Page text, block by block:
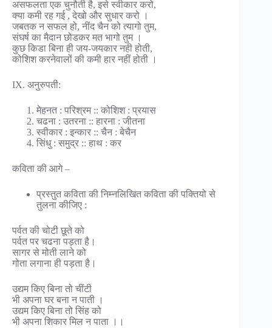
असफलता एक चुनौती है, इसे स्वीकार करो,
क्या कमी रह गई , देखो और सुधार करो ।
जबतक न सफल हो, नींद चैन को त्यागो तुम,
संघर्ष का मैदान छोडकर मत भागो तुम ।
कुछ किडा बिना ही जय-जयकार नही होती,
कोशिश करनेवालों की कमी हार नहीं होती ।
IX. अनुरुपती:
मेहनत : परिश्रम :: कोशिश : प्रयास
चढना : उतरना :: हारना : जीतना
स्वीकार : इन्कार :: चैन : बेचैन
सिंधु : समुद्र :: हाथ : कर
कविता की आगे –
प्रस्तुत कविता की निम्नलिखित कविता की पक्तियो से
तुलना कीजिए :
पर्वत की चोटी छूते को
पर्वत पर चढना पड़ता है।
सागर से मोती लाने को
गोता लगाना ही पड़ता है।
उद्यम किए बिना तो चींटी
भी अपना घर बना न पाती ।
उद्यम किए बिना तो सिंह को
भी अपना शिकार मिल न पाता ।।